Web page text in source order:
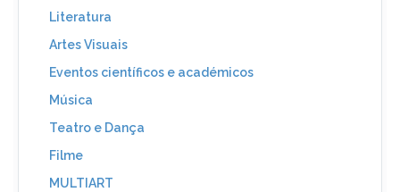
Literatura
Artes Visuais
Eventos científicos e académicos
Música
Teatro e Dança
Filme
MULTIART